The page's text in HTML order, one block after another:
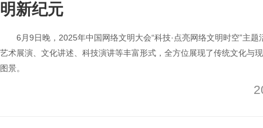
明新纪元
6月9日晚，2025年中国网络文明大会“科技·点亮网络文明时空”主
艺术展演、文化讲述、科技演讲等丰富形式，全方位展现了传统文化与
图景。